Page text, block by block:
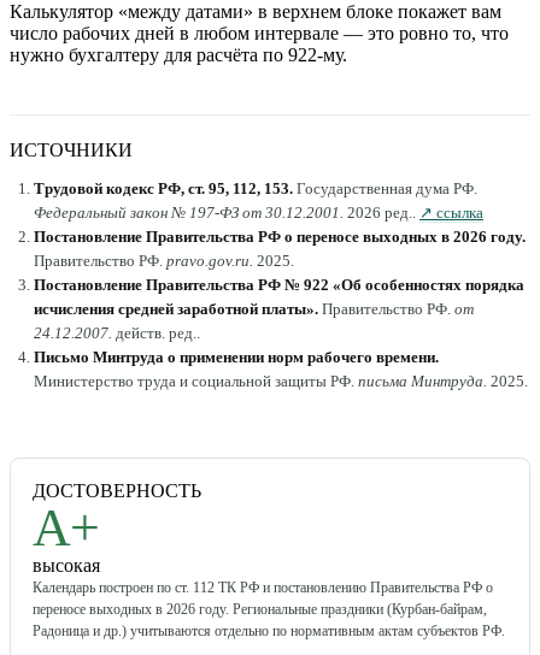
Калькулятор «между датами» в верхнем блоке покажет вам
число рабочих дней в любом интервале — это ровно то, что
нужно бухгалтеру для расчёта по 922-му.
ИСТОЧНИКИ
Трудовой кодекс РФ, ст. 95, 112, 153. Государственная дума РФ.
Федеральный закон № 197-ФЗ от 30.12.2001. 2026 ред.. ↗ ссылка
Постановление Правительства РФ о переносе выходных в 2026 году.
Правительство РФ. pravo.gov.ru. 2025.
Постановление Правительства РФ № 922 «Об особенностях порядка
исчисления средней заработной платы». Правительство РФ. от
24.12.2007. действ. ред..
Письмо Минтруда о применении норм рабочего времени.
Министерство труда и социальной защиты РФ. письма Минтруда. 2025.
ДОСТОВЕРНОСТЬ
A+
высокая
Календарь построен по ст. 112 ТК РФ и постановлению Правительства РФ о
переносе выходных в 2026 году. Региональные праздники (Курбан-байрам,
Радоница и др.) учитываются отдельно по нормативным актам субъектов РФ.